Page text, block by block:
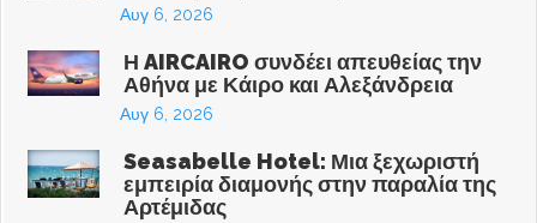
Αυγ 6, 2026
Η AIRCAIRO συνδέει απευθείας την
Αθήνα με Κάιρο και Αλεξάνδρεια
Αυγ 6, 2026
Seasabelle Hotel: Μια ξεχωριστή
εμπειρία διαμονής στην παραλία της
Αρτέμιδας